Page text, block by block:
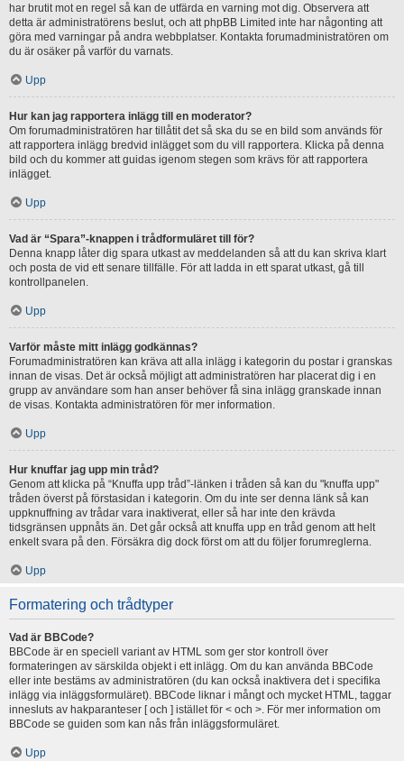
har brutit mot en regel så kan de utfärda en varning mot dig. Observera att
detta är administratörens beslut, och att phpBB Limited inte har någonting att
göra med varningar på andra webbplatser. Kontakta forumadministratören om
du är osäker på varför du varnats.
Upp
Hur kan jag rapportera inlägg till en moderator?
Om forumadministratören har tillåtit det så ska du se en bild som används för
att rapportera inlägg bredvid inlägget som du vill rapportera. Klicka på denna
bild och du kommer att guidas igenom stegen som krävs för att rapportera
inlägget.
Upp
Vad är “Spara”-knappen i trådformuläret till för?
Denna knapp låter dig spara utkast av meddelanden så att du kan skriva klart
och posta de vid ett senare tillfälle. För att ladda in ett sparat utkast, gå till
kontrollpanelen.
Upp
Varför måste mitt inlägg godkännas?
Forumadministratören kan kräva att alla inlägg i kategorin du postar i granskas
innan de visas. Det är också möjligt att administratören har placerat dig i en
grupp av användare som han anser behöver få sina inlägg granskade innan
de visas. Kontakta administratören för mer information.
Upp
Hur knuffar jag upp min tråd?
Genom att klicka på “Knuffa upp tråd”-länken i tråden så kan du "knuffa upp"
tråden överst på förstasidan i kategorin. Om du inte ser denna länk så kan
uppknuffning av trådar vara inaktiverat, eller så har inte den krävda
tidsgränsen uppnåts än. Det går också att knuffa upp en tråd genom att helt
enkelt svara på den. Försäkra dig dock först om att du följer forumreglerna.
Upp
Formatering och trådtyper
Vad är BBCode?
BBCode är en speciell variant av HTML som ger stor kontroll över
formateringen av särskilda objekt i ett inlägg. Om du kan använda BBCode
eller inte bestäms av administratören (du kan också inaktivera det i specifika
inlägg via inläggsformuläret). BBCode liknar i mångt och mycket HTML, taggar
innesluts av hakparanteser [ och ] istället för < och >. För mer information om
BBCode se guiden som kan nås från inläggsformuläret.
Upp